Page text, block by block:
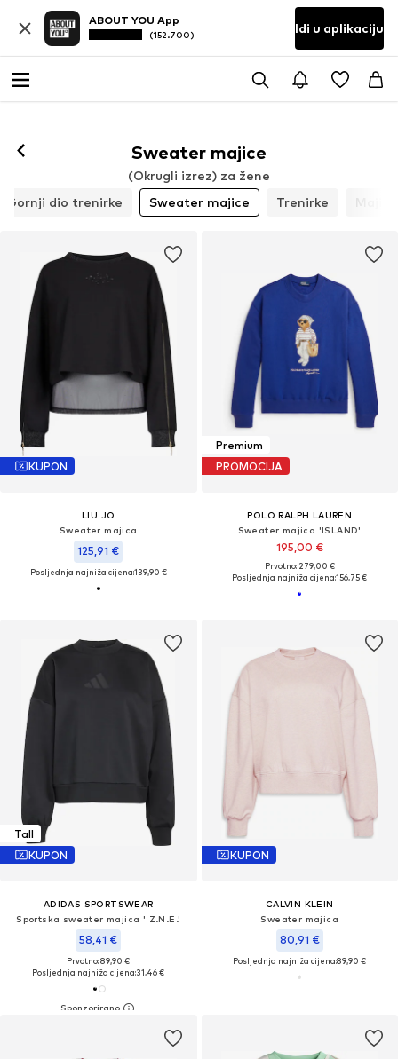
ABOUT YOU App
(152.700) Idi u aplikaciju
Sweater majice
(Okrugli izrez) za žene
Gornji dio trenirke
Sweater majice Trenirke
KUPON
LIU JO
Sweater majica
125,91 €
Posljednja najniža cijena:139,90 €
Premium
PROMOCIJA
POLO RALPH LAUREN
Sweater majica 'ISLAND'
195,00 €
Prvotno: 279,00 €
Posljednja najniža cijena:156,75 €
Tall
KUPON
ADIDAS SPORTSWEAR
Sportska sweater majica ' Z.N.E.'
58,41 €
Prvotno: 89,90 €
Posljednja najniža cijena:31,46 €
KUPON
CALVIN KLEIN
Sweater majica
80,91 €
Posljednja najniža cijena:89,90 €